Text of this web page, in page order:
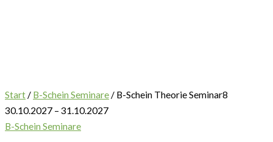
Start/ B-Schein Seminare/ B-Schein Theorie Seminar8
30.10.2027 – 31.10.2027
B-Schein Seminare